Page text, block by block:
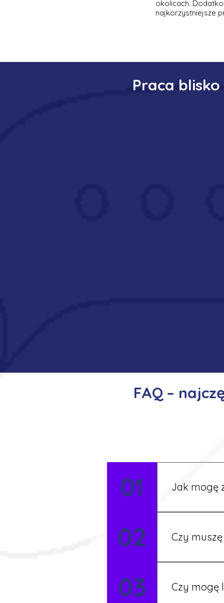
okolicach.
najkorzystniejsze
Praca
FAQ –
01 Jak mogę
Możesz
02 Czy
Nie zawsze –
03 Czy mogę